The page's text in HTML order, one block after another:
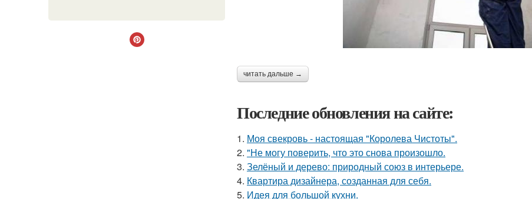
читать дальше →
Последние обновления на сайте:
1. Моя свекровь - настоящая "Королева Чистоты".
2. "Не могу поверить, что это снова произошло.
3. Зелёный и дерево: природный союз в интерьере.
4. Квартира дизайнера, созданная для себя.
5. Идея для большой кухни.